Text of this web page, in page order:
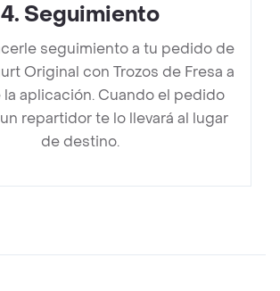
4. Seguimiento
seguimiento a tu pedido de
Original con Trozos de Fresa a
la aplicación. Cuando el pedido
repartidor te lo llevará al lugar
de destino.